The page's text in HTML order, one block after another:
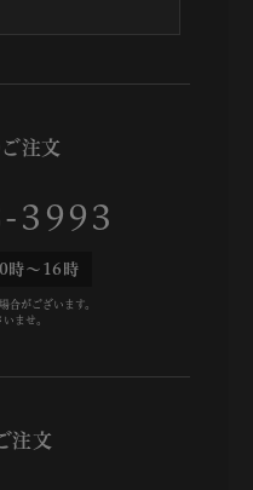
注文
3993
時～16時
合がございます。
ませ。
注文